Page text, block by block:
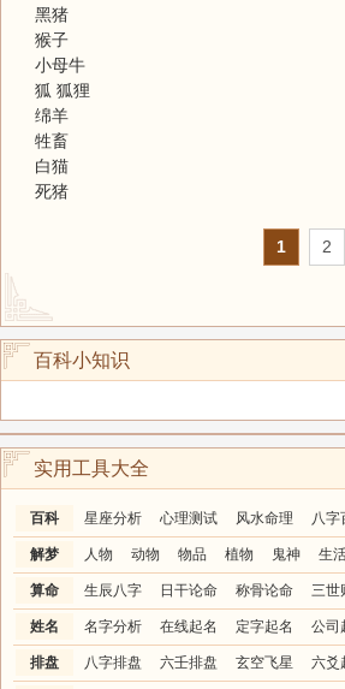
黑猪
猴子
小母牛
狐 狐狸
绵羊
牲畜
白猫
死猪
1 2
百科小知识
实用工具大全
百科 星座分析 心理测试 风水命理 八字
解梦 人物 动物 物品 植物 鬼神 生
算命 生辰八字 日干论命 称骨论命 三世
姓名 名字分析 在线起名 定字起名 公司
排盘 八字排盘 六壬排盘 玄空飞星 六爻